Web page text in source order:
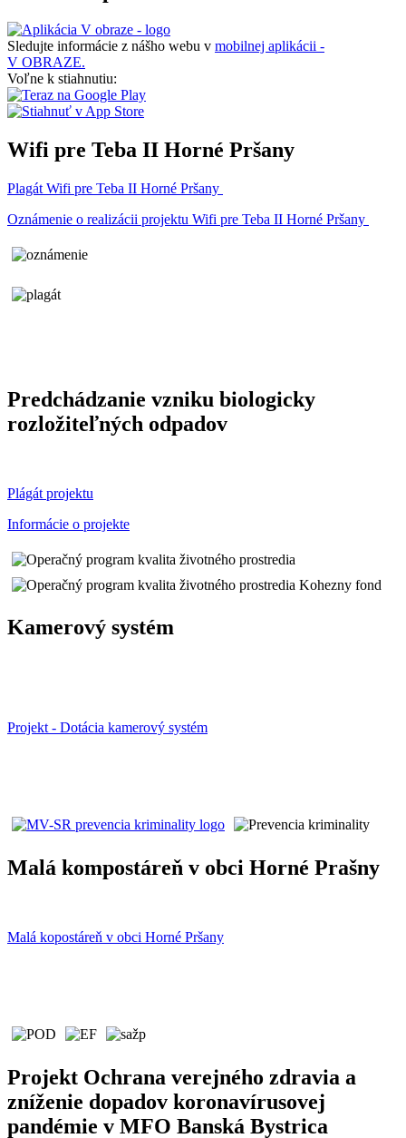
Sledujte informácie z nášho webu v mobilnej aplikácii -
V OBRAZE.
Voľne k stiahnutiu:
Wifi pre Teba II Horné Pršany
Plagát Wifi pre Teba II Horné Pršany
Oznámenie o realizácii projektu Wifi pre Teba II Horné Pršany
Predchádzanie vzniku biologicky
rozložiteľných odpadov
Plágát projektu
Informácie o projekte
Kamerový systém
Projekt - Dotácia kamerový systém
Malá kompostáreň v obci Horné Prašny
Malá kopostáreň v obci Horné Pršany
Projekt Ochrana verejného zdravia a
zníženie dopadov koronavírusovej
pandémie v MFO Banská Bystrica